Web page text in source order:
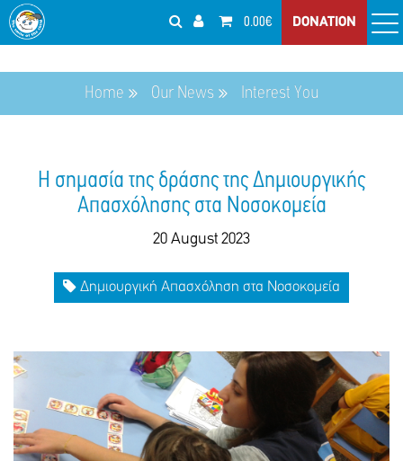
0.00€ DONATION
Home Our News Interest You
Η σημασία της δράσης της Δημιουργικής
Απασχόλησης στα Νοσοκομεία
20 August 2023
Δημιουργική Απασχόληση στα Νοσοκομεία